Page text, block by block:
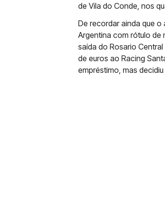
de Vila do Conde, nos
De recordar ainda que
Argentina com rótulo de
saída do Rosario
de euros ao Racing
empréstimo, mas